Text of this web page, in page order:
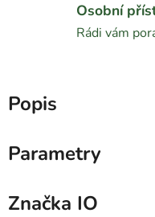
Osobní
Rádi vám
Popis
Parametry
Značka IO